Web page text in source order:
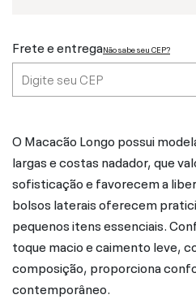
Frete e entregaNão sabe seu CEP?
O Macacão Longo possui
largas e costas nadador, que
sofisticação e favorecem a
bolsos laterais oferecem
pequenos itens essenciais.
toque macio e caimento leve,
composição, proporciona
contemporâneo.